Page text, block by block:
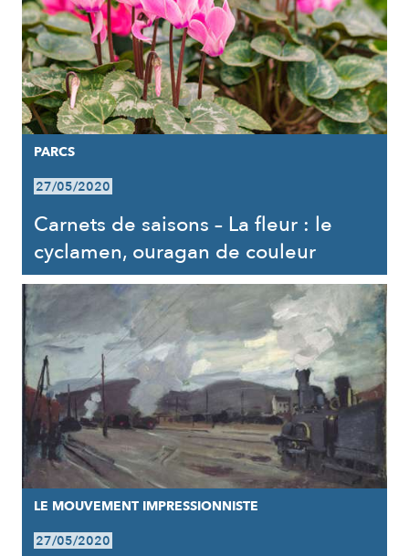
PARCS
27/05/2020
Carnets de saisons – La fleur : le
cyclamen, ouragan de couleur
LE MOUVEMENT IMPRESSIONNISTE
27/05/2020